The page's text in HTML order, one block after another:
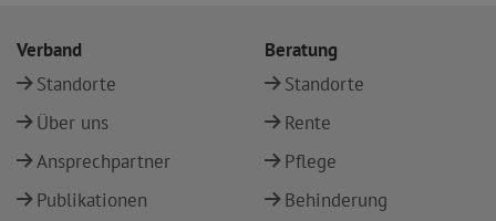
Verband
Standorte
Über uns
Ansprechpartner
Publikationen
Beratung
Standorte
Rente
Pflege
Behinderung